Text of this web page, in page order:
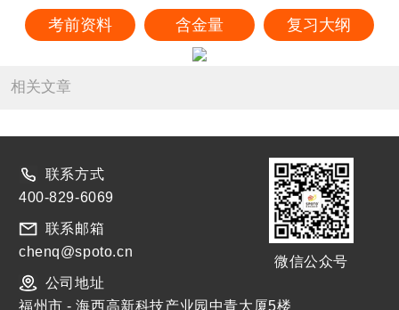
考前资料 含金量 复习大纲
相关文章
联系方式
400-829-6069
联系邮箱
chenq@spoto.cn
公司地址
微信公众号
福州市 - 海西高新科技产业园中青大厦5楼